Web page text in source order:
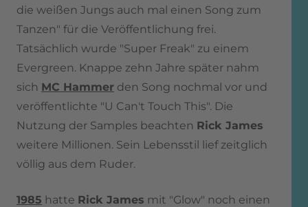
die weißen Jungs auch mal einen Song zum
Tanzen" für die Veröffentlichung frei.
Tatsächlich wurde "Super Freak" zu einem
Evergreen. Knappe zehn Jahre später nahm
sich MC Hammer den Song nochmal vor und
veröffentlichte "U Can't Touch This". Die
Nutzung der Samples beachten Rick James
weitere Millionen. Sein Lebensstil lief zeitglich
völlig aus dem Ruder.
1985 hatte Rick James mit "Glow" noch einen